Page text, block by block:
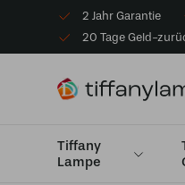
2 Jahr Garantie
20 Tage Geld-
Tiffany
Lampe
Startseite